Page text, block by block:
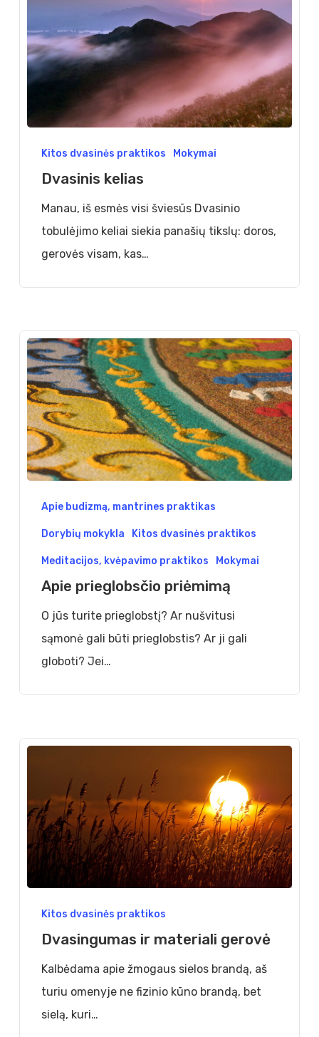
kelias
Kitos dvasinės praktikos Mokymai
Dvasinis kelias
Manau, iš esmės visi šviesūs Dvasinio
tobulėjimo keliai siekia panašių tikslų: doros,
gerovės visam, kas…
prieglobsčio
priėmimą
Apie budizmą, mantrines praktikas
Dorybių mokykla Kitos dvasinės praktikos
Meditacijos, kvėpavimo praktikos Mokymai
Apie prieglobsčio priėmimą
O jūs turite prieglobstį? Ar nušvitusi
sąmonė gali būti prieglobstis? Ar ji gali
globoti? Jei…
materiali
gerovė
Kitos dvasinės praktikos
Dvasingumas ir materiali gerovė
Kalbėdama apie žmogaus sielos brandą, aš
turiu omenyje ne fizinio kūno brandą, bet
sielą, kuri…